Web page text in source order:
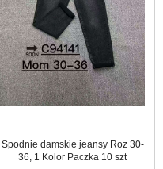
Spodnie damskie jeansy Roz 30-
36, 1 Kolor Paczka 10 szt